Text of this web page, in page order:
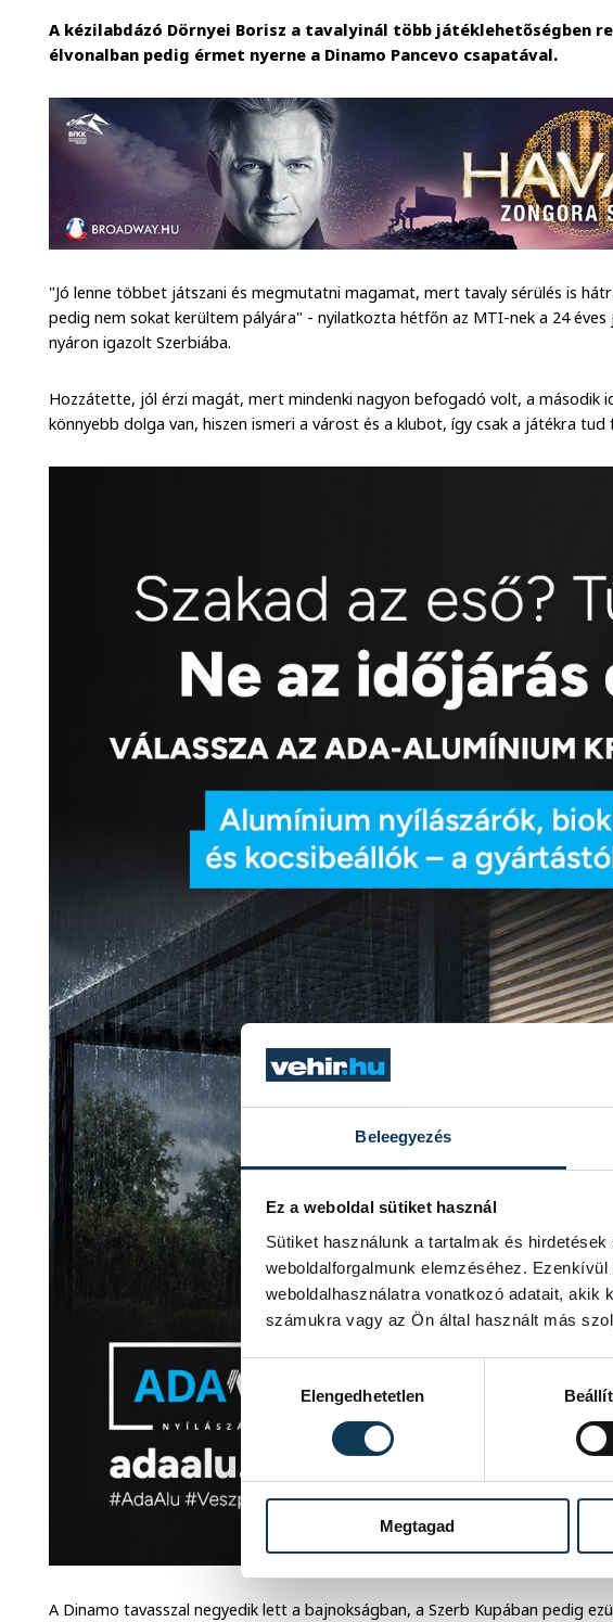
Beleegyezés
Ez a weboldal sütiket használ
Sütiket használunk a tartalmak és
weboldalforgalmunk elemzéséhez.
weboldalhasználatra vonatkozó adatait, akik
számukra vagy az Ön által használt más
Hozzájárulás kiválasztása
Elengedhetetlen
Megtagad
A kézilabdázó Dörnyei Borisz a tavalyinál több játéklehetőségben
élvonalban pedig érmet nyerne a Dinamo Pancevo csapatával.
"Jó lenne többet játszani és megmutatni magamat, mert tavaly sérülés is
pedig nem sokat kerültem pályára" - nyilatkozta hétfőn az MTI-nek a 24 éves
nyáron igazolt Szerbiába.
Hozzátette, jól érzi magát, mert mindenki nagyon befogadó volt, a második
könnyebb dolga van, hiszen ismeri a várost és a klubot, így csak a játékra
A Dinamo tavasszal negyedik lett a bajnokságban, a Szerb Kupában pedig